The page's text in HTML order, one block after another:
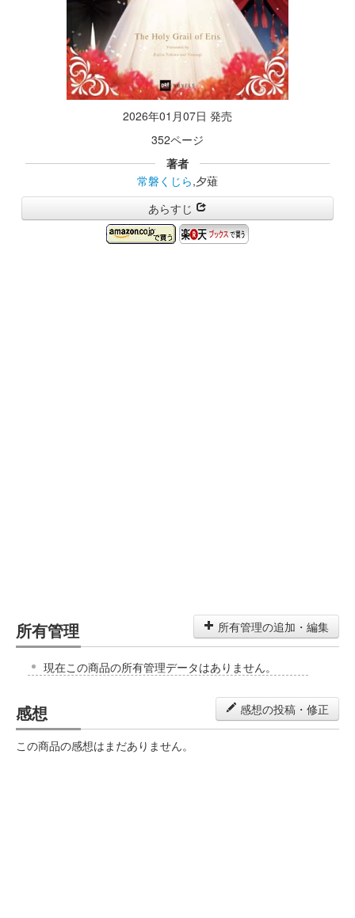
2026年01月07日 発売
352ページ
著者
常磐くじら,夕薙
あらすじ
所有管理 所有管理の追加・編集
現在この商品の所有管理データはありません。
感想 感想の投稿・修正
この商品の感想はまだありません。